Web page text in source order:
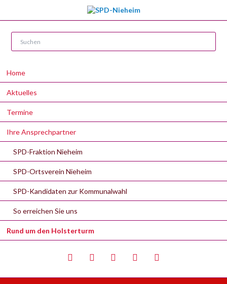
überspringen
Home
Aktuelles
Termine
Ihre Ansprechpartner
SPD-Fraktion Nieheim
SPD-Ortsverein Nieheim
SPD-Kandidaten zur Kommunalwahl
So erreichen Sie uns
Rund um den Holsterturm